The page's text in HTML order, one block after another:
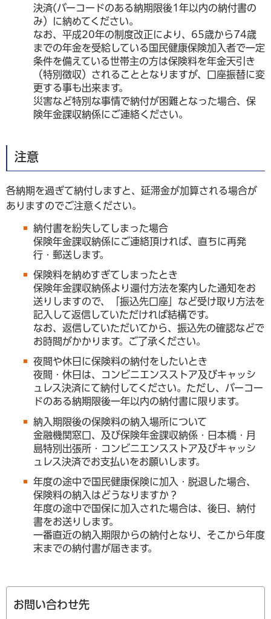
決済(バーコードのある納期限後1年以内の納付書の
み）に納めてください。
なお、平成20年の制度改正により、65歳から74歳
までの年金を受給している国民健康保険加入者で一定
条件を備えている世帯主の方は保険料を年金天引き
（特別徴収）されることとなりますが、口座振替に変
更する事も出来ます。
災害など特別な事情で納付が困難となった場合、保
険年金課収納係にご連絡ください。
注意
各納期を過ぎて納付しますと、延滞金が加算される場合が
ありますのでご注意ください。
納付書を紛失してしまった場合
保険年金課収納係にご連絡頂ければ、直ちに再発
行・郵送します。
保険料を納めすぎてしまったとき
保険年金課収納係より還付方法を案内した通知をお
送りしますので、「振込先口座」など受け取り方法を
記入して返信していただければ結構です。
なお、返信していただいてから、振込先の確認などで
お時間がかかります。ご了承ください。
夜間や休日に保険料の納付をしたいとき
夜間・休日は、コンビニエンスストア及びキャッシ
ュレス決済にて納付してください。ただし、バーコー
ドのある納期限後一年以内の納付書に限ります。
納入期限後の保険料の納入場所について
金融機関窓口、及び保険年金課収納係・日本橋・月
島特別出張所・コンビニエンスストア及びキャッシ
ュレス決済でお支払いをお願いします。
年度の途中で国民健康保険に加入・脱退した場合、
保険料の納入はどうなりますか？
年度の途中で国保に加入された場合は、後日、納付
書をお送りします。
一番直近の納入期限からの納付となり、そこから年度
末までの納付書が届きます。
お問い合わせ先